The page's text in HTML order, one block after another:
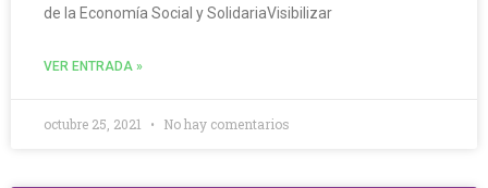
de la Economía Social y SolidariaVisibilizar
VER ENTRADA »
octubre 25, 2021 No hay comentarios